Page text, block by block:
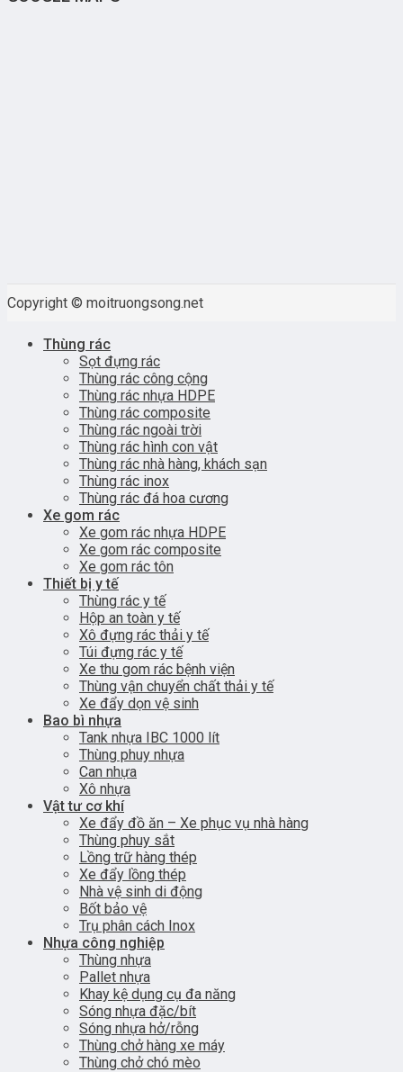
Copyright © moitruongsong.net
Thùng rác
Sọt đựng rác
Thùng rác công cộng
Thùng rác nhựa HDPE
Thùng rác composite
Thùng rác ngoài trời
Thùng rác hình con vật
Thùng rác nhà hàng, khách sạn
Thùng rác inox
Thùng rác đá hoa cương
Xe gom rác
Xe gom rác nhựa HDPE
Xe gom rác composite
Xe gom rác tôn
Thiết bị y tế
Thùng rác y tế
Hộp an toàn y tế
Xô đựng rác thải y tế
Túi đựng rác y tế
Xe thu gom rác bệnh viện
Thùng vận chuyển chất thải y tế
Xe đẩy dọn vệ sinh
Bao bì nhựa
Tank nhựa IBC 1000 lít
Thùng phuy nhựa
Can nhựa
Xô nhựa
Vật tư cơ khí
Xe đẩy đồ ăn – Xe phục vụ nhà hàng
Thùng phuy sắt
Lồng trữ hàng thép
Xe đẩy lồng thép
Nhà vệ sinh di động
Bốt bảo vệ
Trụ phân cách Inox
Nhựa công nghiệp
Thùng nhựa
Pallet nhựa
Khay kệ dụng cụ đa năng
Sóng nhựa đặc/bít
Sóng nhựa hở/rỗng
Thùng chở hàng xe máy
Thùng chở chó mèo